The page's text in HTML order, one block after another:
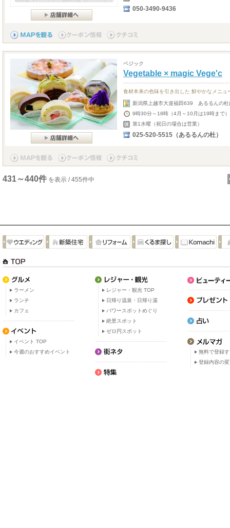
050-3490-9436
ベジック
Vegetable × magic Vege'c
食材本来の色味を引き出した 鮮やかなメニュ
新潟県上越市大道福田639 あるるんの杜
9時30分～18時（4月～10月は19時まで）
第1水曜（祝日の場合は営業）
025-520-5515（あるるんの杜）
431～440件 を表示 / 455件中
ラーメン
ランチ
カフェ
イベント TOP
今週のおすすめイベント
レジャー・観光 TOP
日帰り温泉・日帰り湯
パワースポットめぐり
絶景スポット
ゼロ円スポット
無料で登録
登録内容の